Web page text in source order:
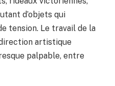
d’objets qui
tension. Le travail de la
artistique
palpable, entre